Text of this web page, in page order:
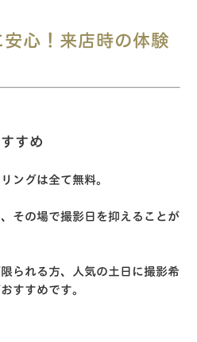
心！来店時の体験
すめ
ングは全て無料。
その場で撮影日を抑えることが
られる方、人気の土日に撮影希
すすめです。